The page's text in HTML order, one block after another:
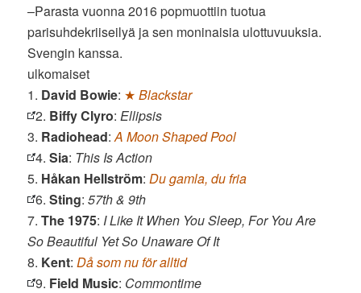
–Parasta vuonna 2016 popmuottiin tuotua
parisuhdekriiseilyä ja sen moninaisia ulottuvuuksia.
Svengin kanssa.
ulkomaiset
1. David Bowie: ★Blackstar
2. Biffy Clyro: Ellipsis
3. Radiohead:A Moon Shaped Pool
4.Sia: This Is Action
5. Håkan Hellström: Du gamla, du fria
6.Sting:57th & 9th
7.The 1975: I Like It When You Sleep, For You Are
So Beautiful Yet So Unaware Of It
8. Kent: Då som nu för alltid
9. Field Music: Commontime